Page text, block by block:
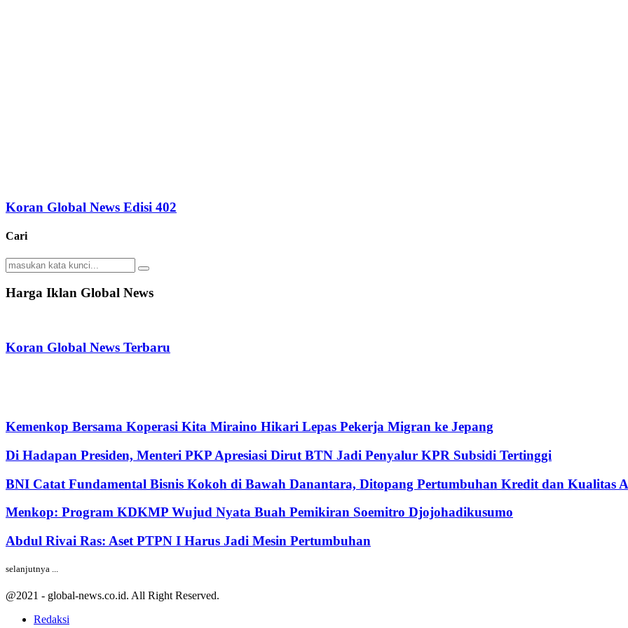
Koran Global News Edisi 402
Cari
Search
for:
Search
Harga Iklan Global News
Koran Global News Terbaru
Kemenkop Bersama Koperasi Kita Miraino Hikari Lepas Pekerja Migran ke Jepang
Di Hadapan Presiden, Menteri PKP Apresiasi Dirut BTN Jadi Penyalur KPR Subsidi Tertinggi
BNI Catat Fundamental Bisnis Kokoh di Bawah Danantara, Ditopang Pertumbuhan Kredit dan Kualitas
Menkop: Program KDKMP Wujud Nyata Buah Pemikiran Soemitro Djojohadikusumo
Abdul Rivai Ras: Aset PTPN I Harus Jadi Mesin Pertumbuhan
selanjutnya ...
@2021 - global-news.co.id. All Right Reserved.
Redaksi